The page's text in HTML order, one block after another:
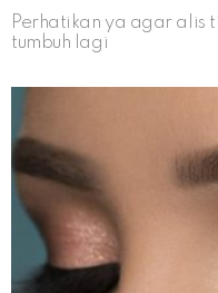
Perhatikan ya agar alis
tumbuh lagi